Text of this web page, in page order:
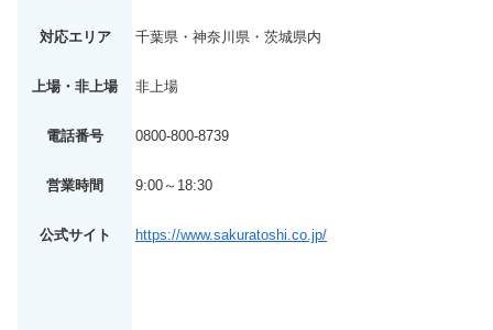
対応エリア 千葉県・神奈川県・茨城県内
上場・非上場 非上場
電話番号 0800-800-8739
営業時間 9:00～18:30
公式サイト https://www.sakuratoshi.co.jp/